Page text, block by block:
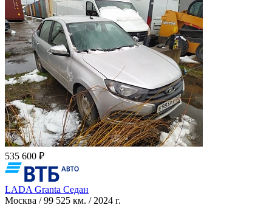
535 600 ₽
LADA Granta Седан
Москва / 99 525 км. / 2024 г.